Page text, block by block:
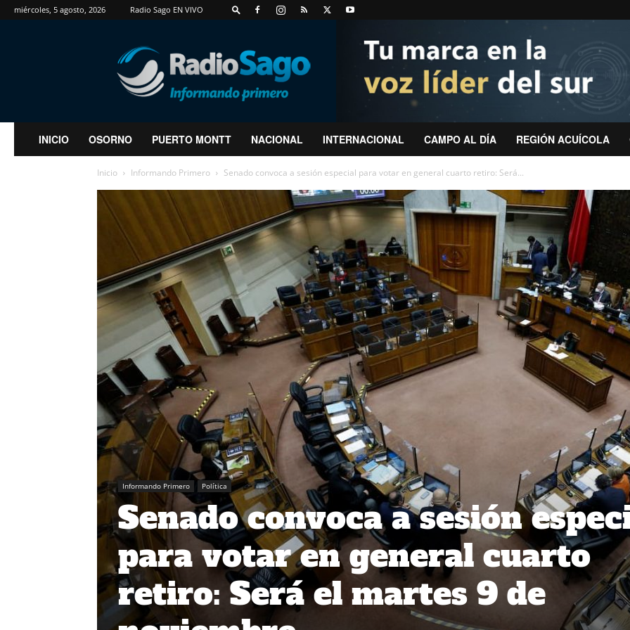
miércoles, 5 agosto, 2026 Radio Sago EN VIVO
RadioSago
INICIO OSORNO PUERTO MONTT NACIONAL INTERNACIONAL CAMPO AL DÍA REGIÓN ACUÍCOLA
Inicio Informando Primero Senado convoca a sesión especial para votar en general cuarto retiro: Será...
Informando Primero Política
Senado convoca a sesión
para votar en general cuarto
retiro: Será el martes 9 de